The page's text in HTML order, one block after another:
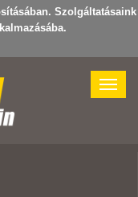
Szolgáltatásaink
Toggle